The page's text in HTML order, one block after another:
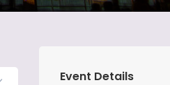
Event Details